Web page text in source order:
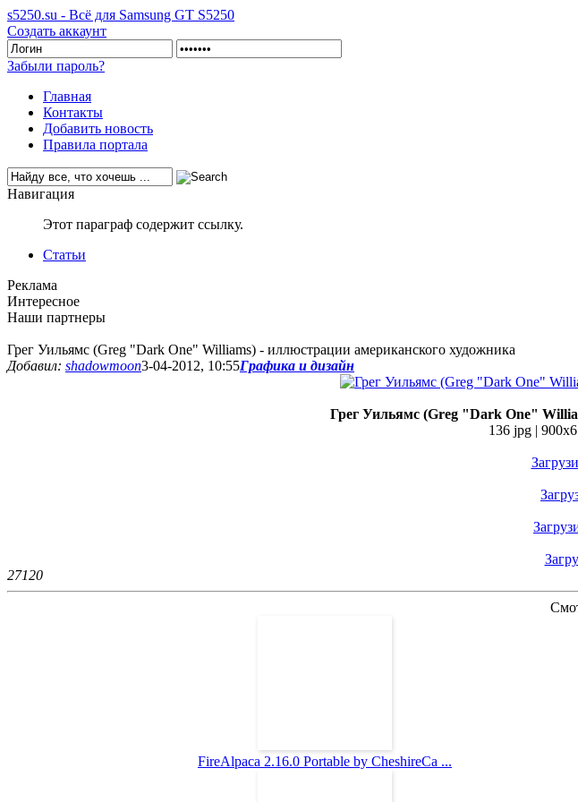
s5250.su - Всё для Samsung GT S5250
Создать аккаунт
Забыли пароль?
Главная
Контакты
Добавить новость
Правила портала
Навигация
Этот параграф содержит ссылку.
Статьи
Реклама
Интересное
Наши партнеры
Грег Уильямс (Greg "Dark One" Williams) - иллюстрации американского художника
Добавил: shadowmoon3-04-2012, 10:55Графика и дизайн
Грег Уильямс (Greg "Dark One"
136 jpg |
27120
FireAlpaca 2.16.0 Portable by CheshireCa ...